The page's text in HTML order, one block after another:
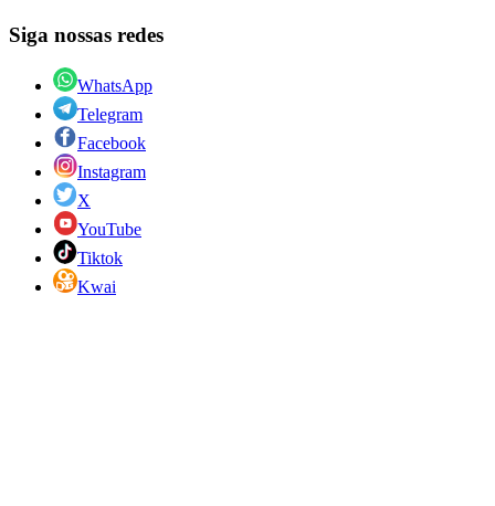
Siga nossas redes
WhatsApp
Telegram
Facebook
Instagram
X
YouTube
Tiktok
Kwai